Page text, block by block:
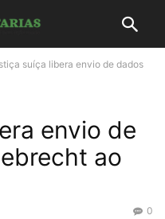
suíça libera envio de dados
envio de
ao
0